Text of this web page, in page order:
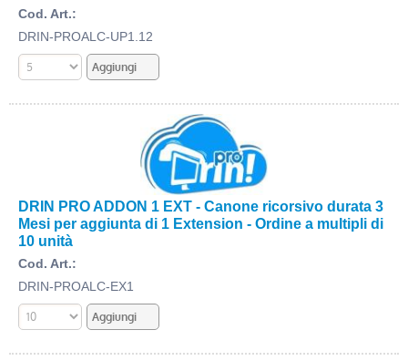
Cod. Art.:
DRIN-PROALC-UP1.12
DRIN PRO ADDON 1 EXT - Canone ricorsivo durata 3
Mesi per aggiunta di 1 Extension - Ordine a multipli di
10 unità
Cod. Art.:
DRIN-PROALC-EX1